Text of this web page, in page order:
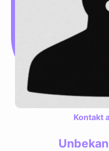
Kontakt